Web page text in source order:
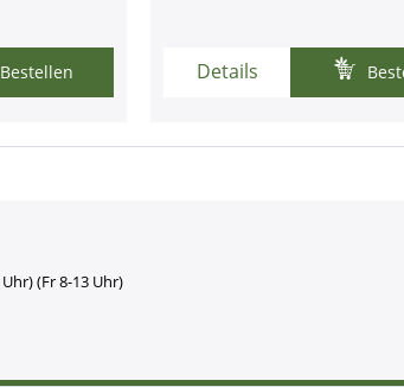
Bestellen Details
(Fr 8-13 Uhr)